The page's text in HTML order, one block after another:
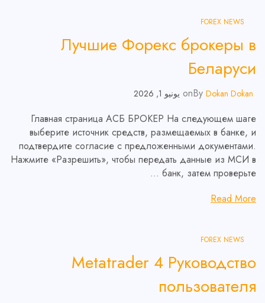
FOREX NEWS
Лучшие Форекс брокеры в
Беларуси
By Dokan Dokan
on يونيو 1, 2026
Главная страница АСБ БРОКЕР На следующем шаге
выберите источник средств, размещаемых в банке, и
подтвердите согласие с предложенными документами.
Нажмите «Разрешить», чтобы передать данные из МСИ в
банк, затем проверьте …
Read More
FOREX NEWS
Metatrader 4 Руководство
пользователя